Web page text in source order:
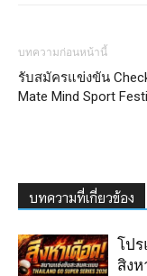
บทความก่อนหน้านี้
รับสมัครแข่งขัน
Mate Mind Sport
บทความที่เกี่ยวข้อง
โป
สิง